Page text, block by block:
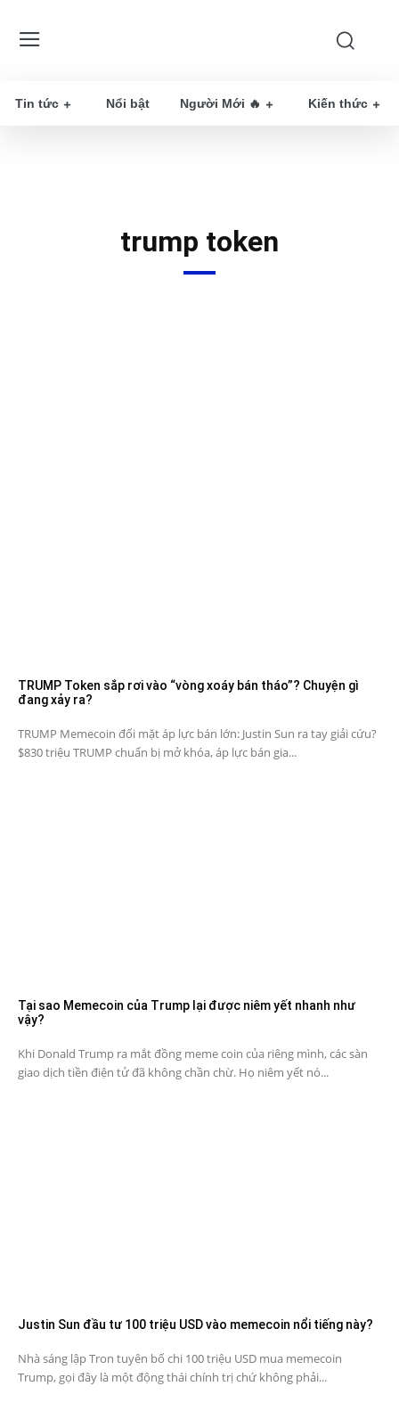
Tin tức Nổi bật Người Mới 🔥 Kiến thức
trump token
TRUMP Token sắp rơi vào “vòng xoáy bán tháo”? Chuyện gì
đang xảy ra?
TRUMP Memecoin đối mặt áp lực bán lớn: Justin Sun ra tay giải cứu?
$830 triệu TRUMP chuẩn bị mở khóa, áp lực bán gia...
Tại sao Memecoin của Trump lại được niêm yết nhanh như
vậy?
Khi Donald Trump ra mắt đồng meme coin của riêng mình, các sàn
giao dịch tiền điện tử đã không chần chừ. Họ niêm yết nó...
Justin Sun đầu tư 100 triệu USD vào memecoin nổi tiếng này?
Nhà sáng lập Tron tuyên bố chi 100 triệu USD mua memecoin
Trump, gọi đây là một động thái chính trị chứ không phải...